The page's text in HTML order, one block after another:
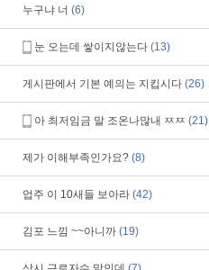
누구냐 너 (6)
눈 오는데 쌓이지않는다 (13)
게시판에서 기본 예의는 지킵시다 (26)
아 최저임금 말 조온나많내 ㅉㅉ (21)
제가 이해부족인가요? (8)
업주 이 10새들 보아라 (42)
김포 느낌 ~~아니까 (19)